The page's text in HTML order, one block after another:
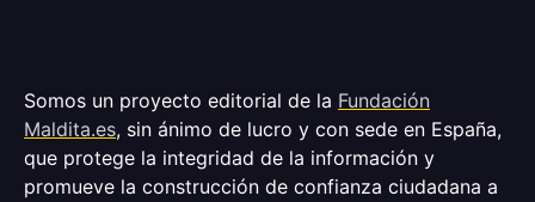
Somos un proyecto editorial de la Fundación
Maldita.es, sin ánimo de lucro y con sede en España,
que protege la integridad de la información y
promueve la construcción de confianza ciudadana a